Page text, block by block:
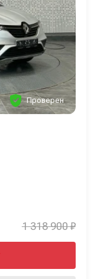
Проверен
1 318 900 ₽